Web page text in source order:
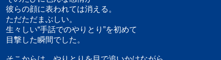
彼らの顔に表われては消える。
ただただまぶしい。
生々しい“手話でのやりとり”を初めて
目撃した瞬間でした。